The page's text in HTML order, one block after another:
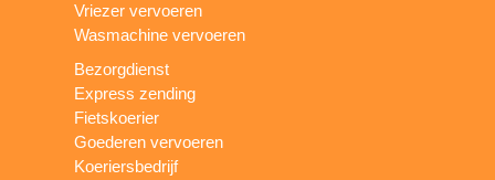
Vriezer vervoeren
Wasmachine vervoeren
Bezorgdienst
Express zending
Fietskoerier
Goederen vervoeren
Koeriersbedrijf